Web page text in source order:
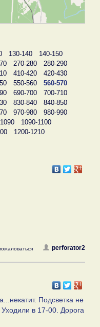
130-140
140-150
270-280
280-290
410-420
420-430
550-560
560-570
690-700
700-710
830-840
840-850
970-980
980-990
1090-1100
1200-1210
perforator2
Подсветка не
в 17-00. Дорога